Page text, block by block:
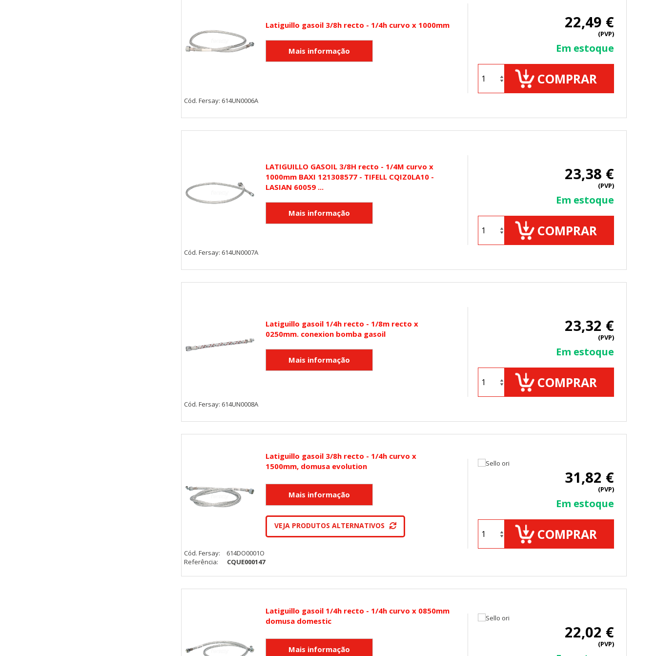
Latiguillo gasoil 3/8h recto - 1/4h curvo x 1000mm 22,49 €
(PVP)
Em estoque
COMPRAR
Cód. Fersay: 614UN0006A
LATIGUILLO GASOIL 3/8H recto - 1/4M curvo x
1000mm BAXI 121308577 - TIFELL CQIZ0LA10 -
LASIAN 60059 ...
23,38 €
(PVP)
Em estoque
COMPRAR
Cód. Fersay: 614UN0007A
Latiguillo gasoil 1/4h recto - 1/8m recto x
0250mm. conexion bomba gasoil
23,32 €
(PVP)
Em estoque
COMPRAR
Cód. Fersay: 614UN0008A
Latiguillo gasoil 3/8h recto - 1/4h curvo x
1500mm, domusa evolution
VEJA PRODUTOS ALTERNATIVOS
31,82 €
(PVP)
Em estoque
COMPRAR
Cód. Fersay:
614DO0001O
Referência:
CQUE000147
Latiguillo gasoil 1/4h recto - 1/4h curvo x 0850mm
domusa domestic
22,02 €
(PVP)
Estas cookies pueden ser establecidas a través de nuestro sitio por nuestros socios publicitarios. Pueden ser utilizadas por esas
empresas para crear un perfil de sus intereses y mostrarle anuncios relevantes en otros sitios. No almacenan directamente información
Puedes volver a configurar tus cookies desde la sección "Configuración de cookies" al pie de la página. También puedes consultar nuestra